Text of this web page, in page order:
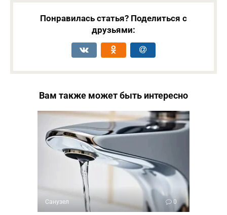
Понравилась статья? Поделиться с
друзьями:
Вам также может быть интересно
Санузел 0